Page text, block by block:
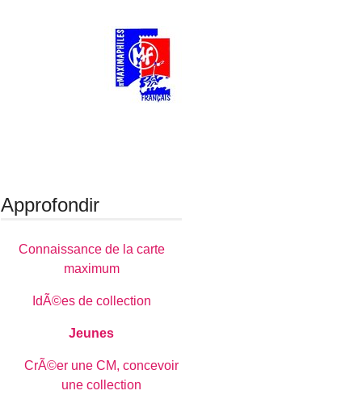
Approfondir
Connaissance de la carte
maximum
IdÃ©es de collection
Jeunes
CrÃ©er une CM, concevoir
une collection